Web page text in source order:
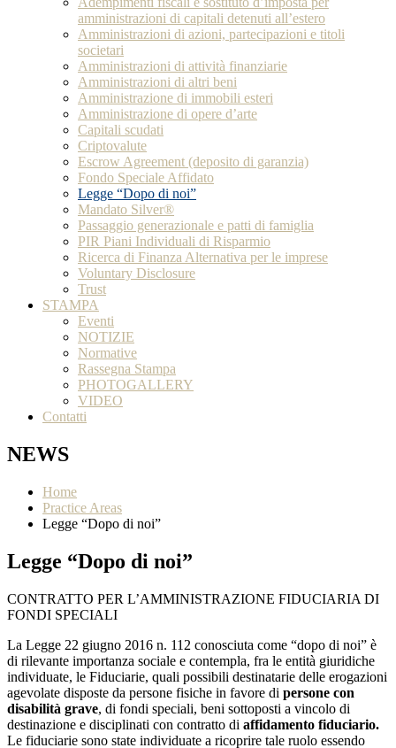
amministrazioni di capitali detenuti all’estero
Amministrazioni di azioni, partecipazioni e titoli
societari
Amministrazioni di attività finanziarie
Amministrazioni di altri beni
Amministrazione di immobili esteri
Amministrazione di opere d’arte
Capitali scudati
Criptovalute
Escrow Agreement (deposito di garanzia)
Fondo Speciale Affidato
Legge “Dopo di noi”
Mandato Silver®
Passaggio generazionale e patti di famiglia
PIR Piani Individuali di Risparmio
Ricerca di Finanza Alternativa per le imprese
Voluntary Disclosure
Trust
STAMPA
Eventi
NOTIZIE
Normative
Rassegna Stampa
PHOTOGALLERY
VIDEO
Contatti
NEWS
Home
Practice Areas
Legge “Dopo di noi”
Legge “Dopo di noi”
CONTRATTO PER L’AMMINISTRAZIONE FIDUCIARIA DI
FONDI SPECIALI
La Legge 22 giugno 2016 n. 112 conosciuta come “dopo di noi” è
di rilevante importanza sociale e contempla, fra le entità giuridiche
individuate, le Fiduciarie, quali possibili destinatarie delle erogazioni
agevolate disposte da persone fisiche in favore di persone con
disabilità grave, di fondi speciali, beni sottoposti a vincolo di
destinazione e disciplinati con contratto di affidamento fiduciario.
Le fiduciarie sono state individuate a ricoprire tale ruolo essendo